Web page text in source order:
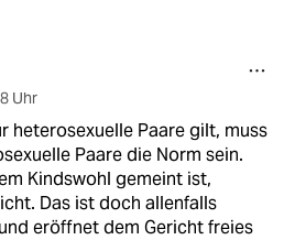
Uhr
heterosexuelle Paare gilt, muss
Paare die Norm sein.
Kindswohl gemeint ist,
Das ist doch allenfalls
eröffnet dem Gericht freies